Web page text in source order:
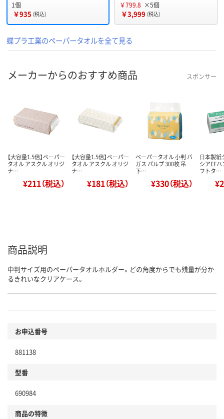
1個
￥935 (税込)
￥799.8 ×5個
￥3,999 (税込)
蝶プラ工業のペーパータオルを全て見る
メーカーからのおすすめ商品 スポンサー
【大容量1.5倍】ペーパー
タオル アスクル オリジ
ナ…
¥211（税込）
【大容量1.5倍】ペーパー
タオル アスクル オリジ
ナ…
¥181（税込）
ペーパータオル 小判 バ
ガス パルプ 300枚 吊
下…
¥330（税込）
日本製紙
シアEF
フトタ…
商品説明
中判サイズ用のペーパータオルホルダー。どの角度からでも残量が分か
るきれいなクリアケース。
お申込番号
881138
型番
690984
商品の特徴